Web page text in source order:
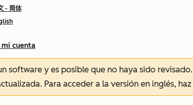
- 简体
mi cuenta
software y es posible que no haya sido revisado.
Para acceder a la versión en inglés, haz